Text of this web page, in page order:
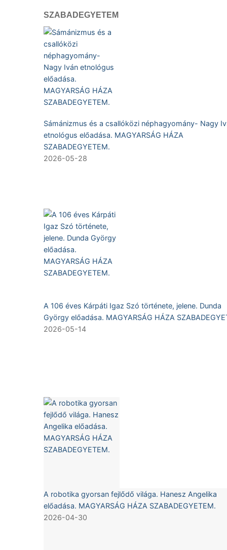
SZABADEGYETEM
Sámánizmus és a csallóközi néphagyomány- Nagy
etnológus előadása. MAGYARSÁG HÁZA
SZABADEGYETEM.
2026-05-28
A 106 éves Kárpáti Igaz Szó története, jelene. Dunda
György előadása. MAGYARSÁG HÁZA
2026-05-14
A robotika gyorsan fejlődő világa. Hanesz Angelika
előadása. MAGYARSÁG HÁZA SZABADEGYETEM.
2026-04-30